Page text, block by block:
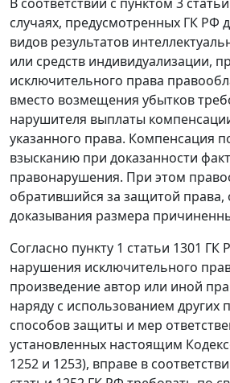
В соответствии с пунктом 3
случаях, предусмотренных ГК РФ
видов результатов
или средств индивидуализации,
исключительного права
вместо возмещения убытков
нарушителя выплаты
указанного права. Компенсация
взысканию при доказанности
правонарушения. При этом
обратившийся за защитой права,
доказывания размера
Согласно пункту 1 статьи 1301 ГК
нарушения исключительного
произведение автор или иной
наряду с использованием
способов защиты и мер
установленных настоящим
1252 и 1253), вправе в